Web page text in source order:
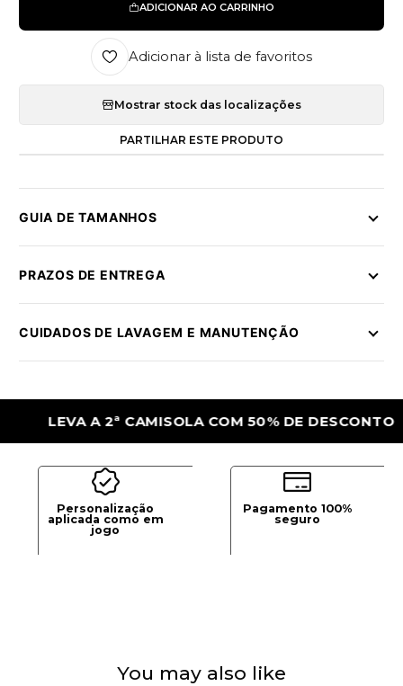
ADICIONAR AO CARRINHO
Adicionar à lista de favoritos
Mostrar stock das localizações
PARTILHAR ESTE PRODUTO
GUIA DE TAMANHOS
PRAZOS DE ENTREGA
CUIDADOS DE LAVAGEM E MANUTENÇÃO
LEVA A 2ª CAMISOLA COM 50% DE DESCONTO
Personalização
aplicada como em
jogo
Pagamento 100%
seguro
You may also like